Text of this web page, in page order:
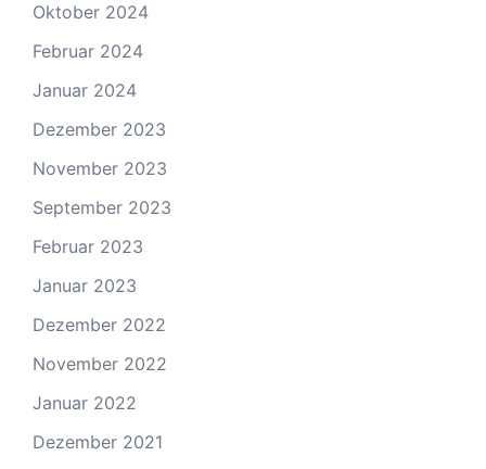
Oktober 2024
Februar 2024
Januar 2024
Dezember 2023
November 2023
September 2023
Februar 2023
Januar 2023
Dezember 2022
November 2022
Januar 2022
Dezember 2021